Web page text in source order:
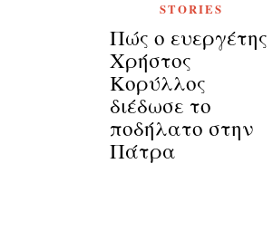
STORIES
Πώς ο ευεργέτης
Χρήστος
Κορύλλος
διέδωσε το
ποδήλατο στην
Πάτρα